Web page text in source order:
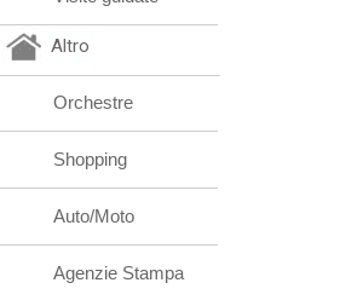
Altro
Orchestre
Shopping
Auto/Moto
Agenzie Stampa